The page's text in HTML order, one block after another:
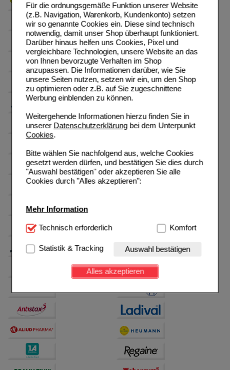
Für die ordnungsgemäße Funktion unserer Website
(z.B. Navigation, Warenkorb, Kundenkonto) setzen
wir so genannte Cookies ein. Diese sind technisch
notwendig, damit unser Shop überhaupt funktioniert.
Darüber hinaus helfen uns Cookies, Pixel und
vergleichbare Technologien, unsere Website an das
von Ihnen bevorzugte Verhalten im Shop
anzupassen. Die Informationen darüber, wie Sie
unsere Seiten nutzen, setzen wir ein, um den Shop
zu optimieren oder z.B. auf Sie zugeschnittene
Werbung einblenden zu können.
Weitergehende Informationen hierzu finden Sie in
unserer Datenschutzerklärungbei dem Unterpunkt
Cookies.
Bitte wählen Sie nachfolgend aus, welche Cookies
gesetzt werden dürfen, und bestätigen Sie dies durch
"Auswahl bestätigen" oder akzeptieren Sie alle
Cookies durch "Alles akzeptieren":
Mehr Information
Technisch Notwendig:Hierbei handelt es sich um
Website notwendig sind (z.B. Navigation, Warenkorb,
Kundenkonto), weshalb auf diese nicht verzichtet
werden kann.
Einkaufserlebnis noch ansprechender zu gestalten,
beispielsweise für die Wiedererkennung des
Besuchers oder unsere Seite an bevorzugte
anzupassen. Komfort-Cookies ermöglichen es uns
auch auf Ihre Bedürfnisse zugeschrittene Inhalte
anzuzeigen und unser Partnerprogramm zu
betreiben.
Technisch erforderlich Komfort
Statistik & Tracking Auswahl bestätigen
Alles akzeptieren